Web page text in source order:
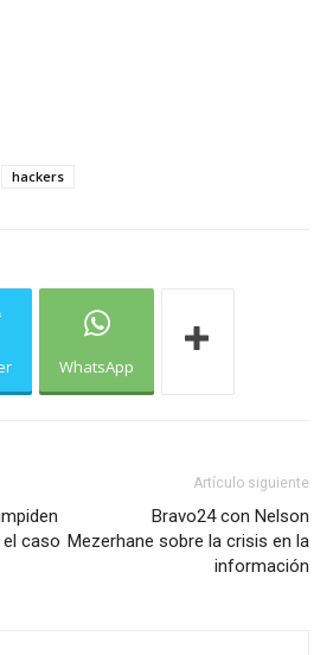
hackers
WhatsApp
caso
Artículo siguiente
Bravo24 con Nelson
Mezerhane sobre la crisis en la
información